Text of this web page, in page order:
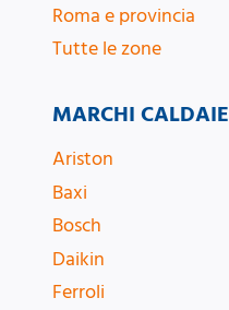
Roma e provincia
Tutte le zone
MARCHI CALDAIE
Ariston
Baxi
Bosch
Daikin
Ferroli